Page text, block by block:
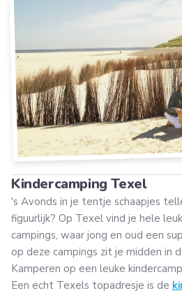
Kindercamping Texel
's Avonds in je tentje schaapjes
figuurlijk? Op Texel vind je hele
campings, waar jong en oud een
op deze campings zit je midden in
Kamperen op een leuke
Een echt Texels topadresje is de